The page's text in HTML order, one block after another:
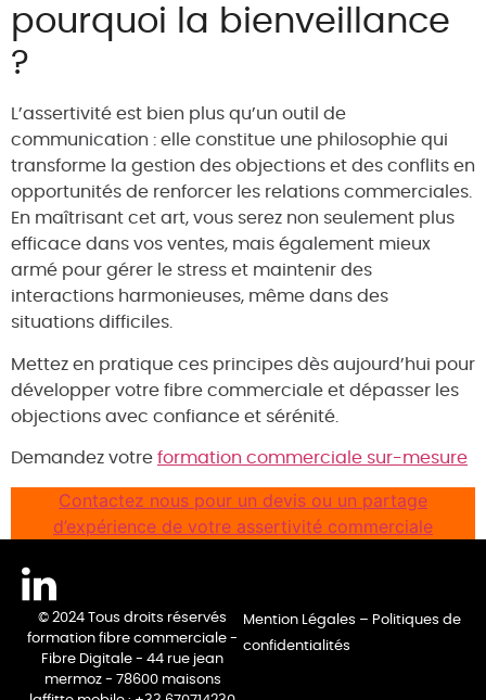
pourquoi la bienveillance
?
L’assertivité est bien plus qu’un outil de
communication : elle constitue une philosophie qui
transforme la gestion des objections et des conflits en
opportunités de renforcer les relations commerciales.
En maîtrisant cet art, vous serez non seulement plus
efficace dans vos ventes, mais également mieux
armé pour gérer le stress et maintenir des
interactions harmonieuses, même dans des
situations difficiles.
Mettez en pratique ces principes dès aujourd’hui pour
développer votre fibre commerciale et dépasser les
objections avec confiance et sérénité.
Demandez votre formation commerciale sur-mesure
Contactez nous pour un devis ou un partage
d’expérience de votre assertivité commerciale
© 2024 Tous droits réservés
formation fibre commerciale -
Fibre Digitale - 44 rue jean
mermoz - 78600 maisons
Mention Légales – Politiques de
confidentialités